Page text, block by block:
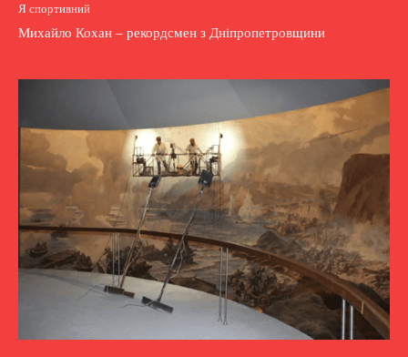
Я спортивний
Михайло Кохан – рекордсмен з Дніпропетровщини